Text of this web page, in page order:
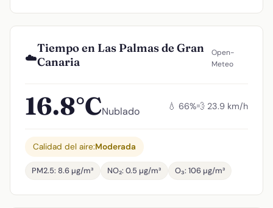
☁️
Tiempo en Las Palmas de Gran
Canaria
Open-
Meteo
16.8°CNublado 💧 66%💨 23.9 km/h
Calidad del aire:Moderada
PM2.5: 8.6 µg/m³ NO₂: 0.5 µg/m³ O₃: 106 µg/m³